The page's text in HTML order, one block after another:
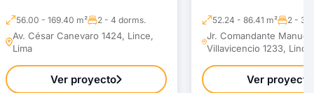
56.00 - 169.40 m² 2 - 4 dorms.
Av. César Canevaro 1424, Lince,
Lima
Ver proyecto
52.24 - 86.41 m² 2 - 3
Jr. Comandante Manuel
Villavicencio 1233,
Ver proyecto